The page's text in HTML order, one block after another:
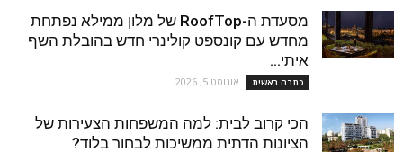
מסעדת ה-RoofTop של מלון ממילא נפתחת
מחדש עם קונספט קולינרי חדש בהובלת השף
איתי...
כתבה ראשית אוגוסט 5, 2026
הכי קרוב לבית: למה המשפחות הצעירות של
הציונות הדתית ממשיכות לבחור בלוד?